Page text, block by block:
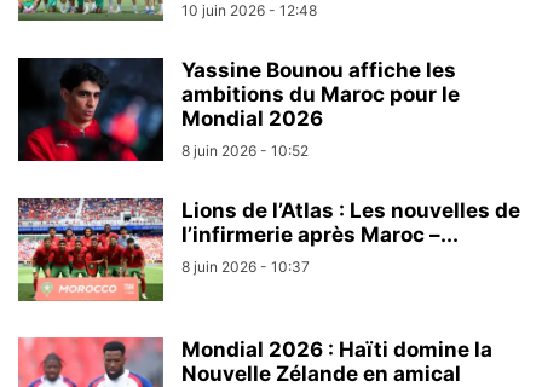
10 juin 2026 - 12:48
Yassine Bounou affiche les
ambitions du Maroc pour le
Mondial 2026
8 juin 2026 - 10:52
Lions de l’Atlas : Les nouvelles de
l’infirmerie après Maroc –...
8 juin 2026 - 10:37
Mondial 2026 : Haïti domine la
Nouvelle Zélande en amical